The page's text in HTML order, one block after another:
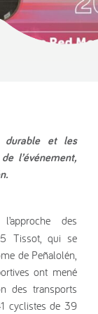
durable et les
l’événement,
des
Tissot, qui se
de Peñalolén,
ont mené
des transports
cyclistes de 39